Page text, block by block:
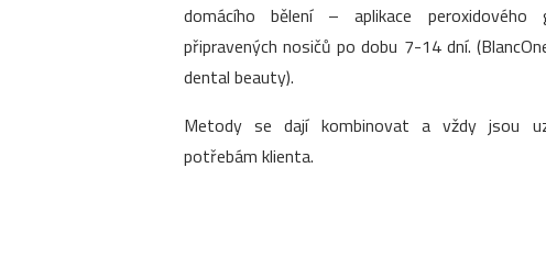
domácího bělení – aplikace peroxidového
připravených nosičů po dobu 7-14 dní.
dental beauty).
Metody se dají kombinovat a vždy jsou
potřebám klienta.